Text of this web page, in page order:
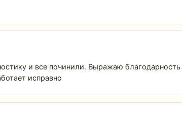
и все починили. Выражаю
исправно